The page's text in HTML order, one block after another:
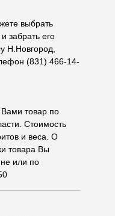
выбрать
забрать его
Н.Новгород,
(831) 466-14-
товар по
Стоимость
и веса. О
товара Вы
или по